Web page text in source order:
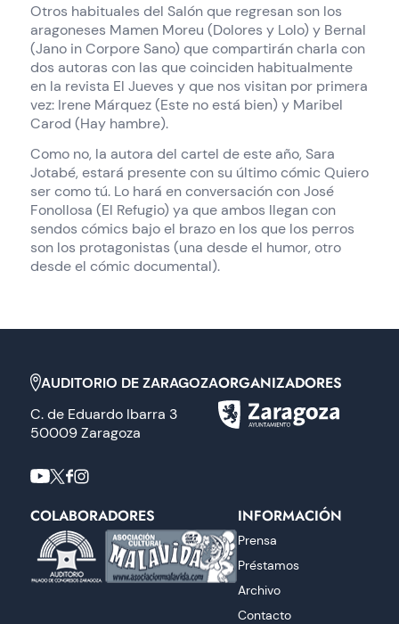
Otros habituales del Salón que regresan son los
aragoneses Mamen Moreu (Dolores y Lolo) y Bernal
(Jano in Corpore Sano) que compartirán charla con
dos autoras con las que coinciden habitualmente
en la revista El Jueves y que nos visitan por primera
vez: Irene Márquez (Este no está bien) y Maribel
Carod (Hay hambre).
Como no, la autora del cartel de este año, Sara
Jotabé, estará presente con su último cómic Quiero
ser como tú. Lo hará en conversación con José
Fonollosa (El Refugio) ya que ambos llegan con
sendos cómics bajo el brazo en los que los perros
son los protagonistas (una desde el humor, otro
desde el cómic documental).
AUDITORIO DE ZARAGOZA
C. de Eduardo Ibarra 3
50009 Zaragoza
ORGANIZADORES
COLABORADORES INFORMACIÓN
Prensa
Préstamos
Archivo
Contacto